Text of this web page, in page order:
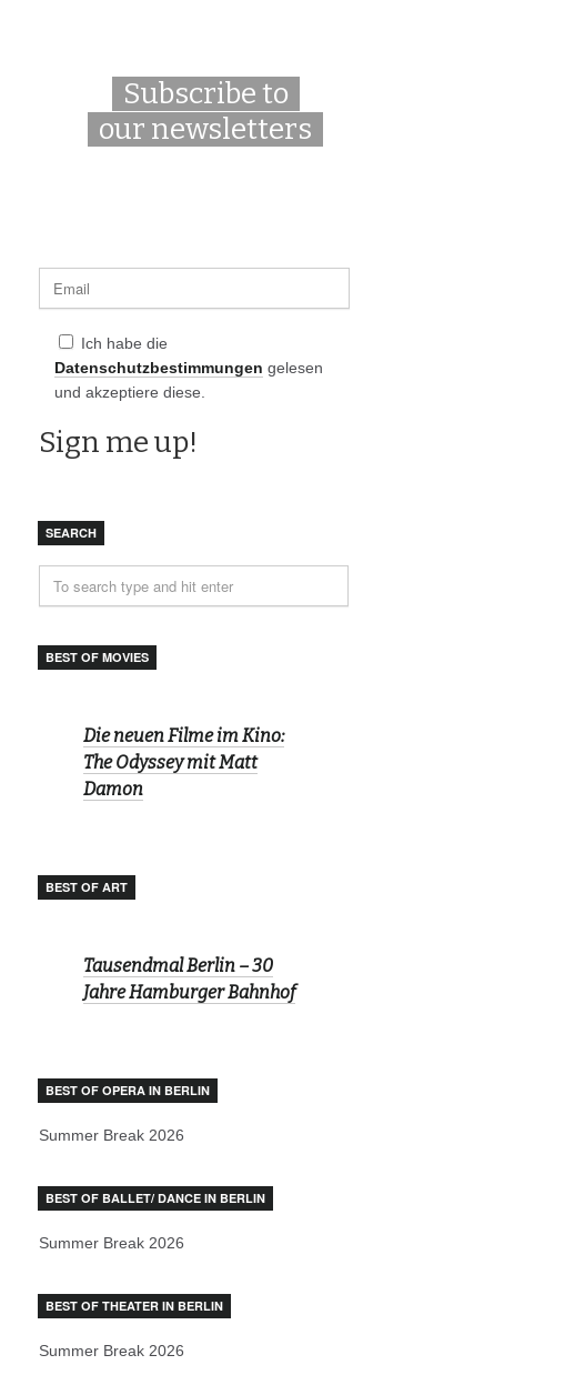
Subscribe to
our newsletters
Ich habe die
Datenschutzbestimmungen gelesen
und akzeptiere diese.
SEARCH
BEST OF MOVIES
Die neuen Filme im Kino:
The Odyssey mit Matt
Damon
BEST OF ART
Tausendmal Berlin – 30
Jahre Hamburger Bahnhof
BEST OF OPERA IN BERLIN
Summer Break 2026
BEST OF BALLET/ DANCE IN BERLIN
Summer Break 2026
BEST OF THEATER IN BERLIN
Summer Break 2026